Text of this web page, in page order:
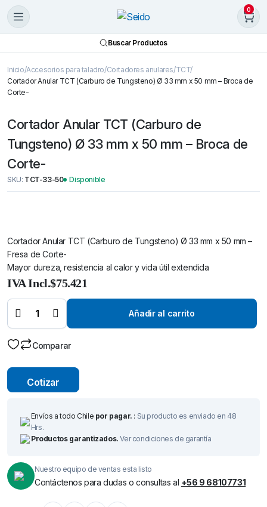
0
Buscar Productos
Inicio Accesorios para taladro Cortadores anulares TCT
Cortador Anular TCT (Carburo de Tungsteno) Ø 33 mm x 50 mm – Broca de
Corte-
Cortador Anular TCT (Carburo de
Tungsteno) Ø 33 mm x 50 mm – Broca de
Corte-
SKU: TCT-33-50 Disponible
Cortador Anular TCT (Carburo de Tungsteno) Ø 33 mm x 50 mm –
Fresa de Corte-
Mayor dureza, resistencia al calor y vida útil extendida
$75.421
IVA Incl.
Cortador
Anular TCT
de
Tungsteno)
Ø 33 mm x
50 mm –
Corte-
quantity
Añadir al carrito
Comparar
Cotizar
Envíos a todo Chile por pagar. : Su producto es enviado en 48
Hrs.
Productos garantizados. Ver condiciones de garantía
Nuestro equipo de ventas esta listo
Contáctenos para dudas o consultas al +56 9 68107731